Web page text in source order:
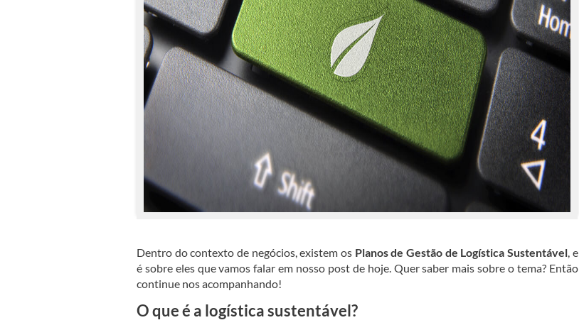
Dentro do contexto de negócios, existem os Planos de Gestão de Logística Sustentável, e
é sobre eles que vamos falar em nosso post de hoje. Quer saber mais sobre o tema? Então
continue nos acompanhando!
O que é a logística sustentável?